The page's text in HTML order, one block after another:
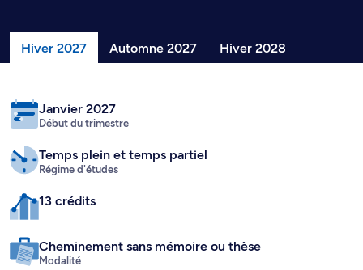
Hiver 2027 Automne 2027 Hiver 2028
Janvier 2027
Début du trimestre
Temps plein et temps partiel
Régime d'études
13 crédits
Cheminement sans mémoire ou thèse
Modalité